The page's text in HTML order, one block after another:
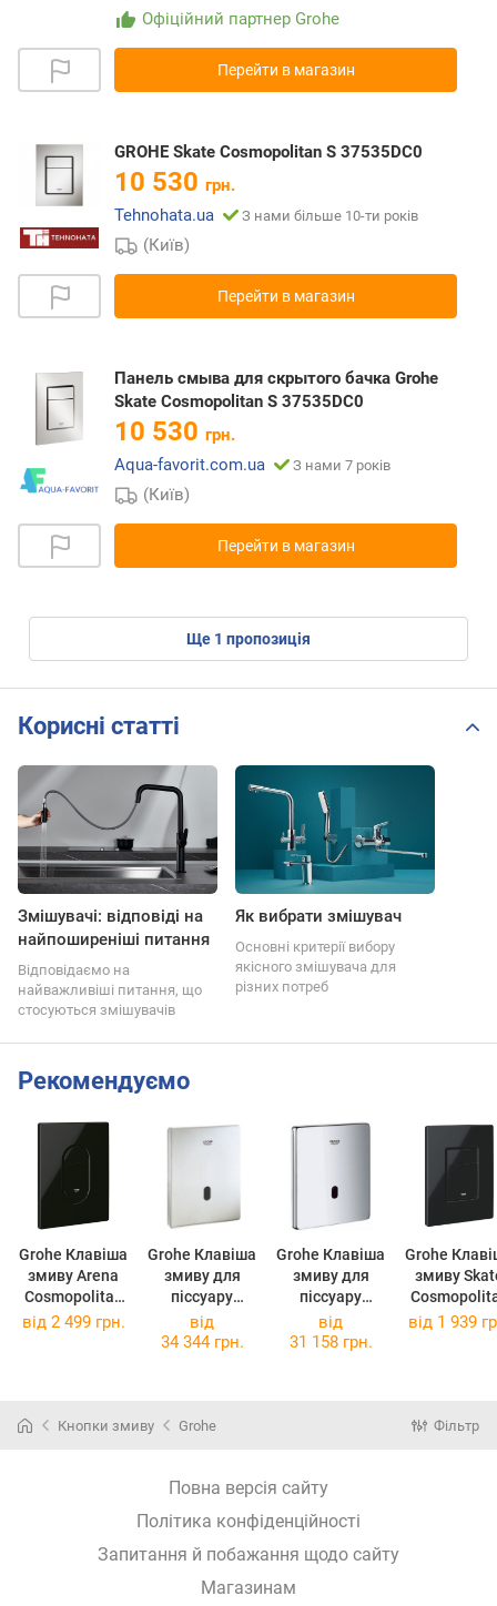
Офіційний партнер Grohe
Перейти в магазин
GROHE Skate Cosmopolitan S 37535DC0
10 530 грн.
Tehnohata.ua
З нами більше 10-ти років
(Київ)
Перейти в магазин
Панель смыва для скрытого бачка Grohe
Skate Cosmopolitan S 37535DC0
10 530 грн.
Aqua-favorit.com.ua
З нами 7 років
(Київ)
Перейти в магазин
ще 1 пропозиція
Корисні статті
Змішувачі: відповіді на
найпоширеніші питання
Відповідаємо на
найважливіші питання, що
стосуються змішувачів
Як вибрати змішувач
Основні критерії вибору
якісного змішувача для
різних потреб
Рекомендуємо
Grohe Клавіша
змиву Arena
Cosmopolitan
чорний
Grohe Клавіша
змиву для
піссуару
Tectron Skate
37321SD1
Grohe Клавіша
змиву для
піссуару
Tectron Skate
37324001
Grohe
змиву Skate
чорний
від 2 499 грн.
від
34 344 грн.
від
31 158 грн.
від 1 939
Кнопки змиву Grohe Фільтр
Повна версія сайту
Політика конфіденційності
Запитання й побажання щодо сайту
Магазинам